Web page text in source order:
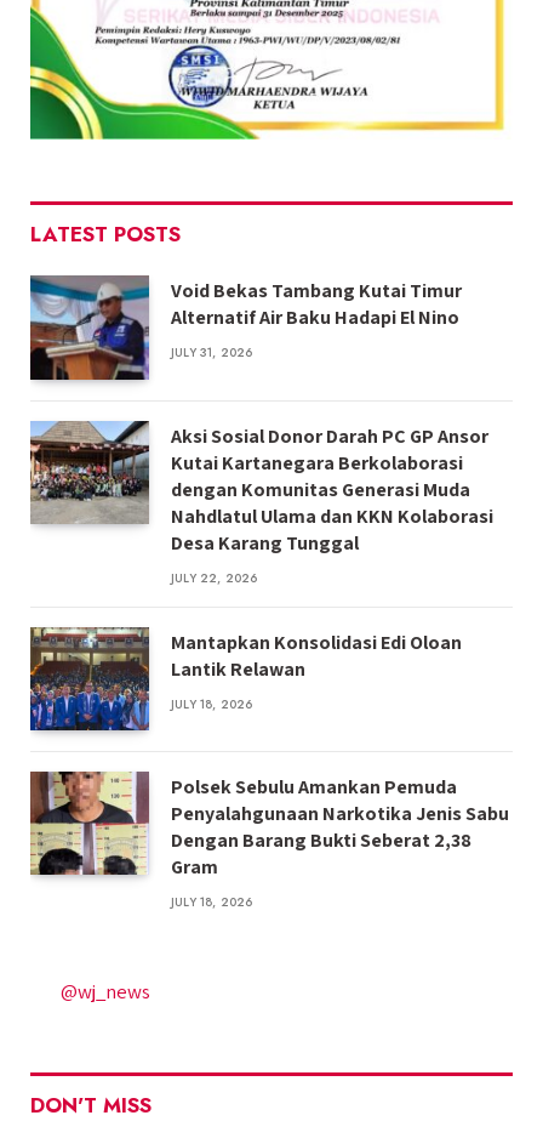
LATEST POSTS
Void Bekas Tambang Kutai Timur
Alternatif Air Baku Hadapi El Nino
JULY 31, 2026
Aksi Sosial Donor Darah PC GP Ansor
Kutai Kartanegara Berkolaborasi
dengan Komunitas Generasi Muda
Nahdlatul Ulama dan KKN Kolaborasi
Desa Karang Tunggal
JULY 22, 2026
Mantapkan Konsolidasi Edi Oloan
Lantik Relawan
JULY 18, 2026
Polsek Sebulu Amankan Pemuda
Penyalahgunaan Narkotika Jenis Sabu
Dengan Barang Bukti Seberat 2,38
Gram
JULY 18, 2026
@wj_news
DON'T MISS